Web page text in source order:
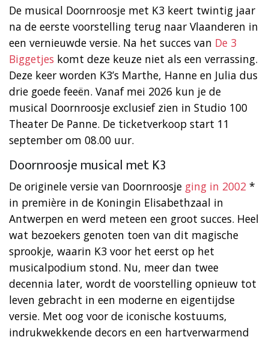
De musical Doornroosje met K3 keert twintig jaar
na de eerste voorstelling terug naar Vlaanderen in
een vernieuwde versie. Na het succes van De 3
Biggetjes komt deze keuze niet als een verrassing.
Deze keer worden K3’s Marthe, Hanne en Julia dus
drie goede feeën. Vanaf mei 2026 kun je de
musical Doornroosje exclusief zien in Studio 100
Theater De Panne. De ticketverkoop start 11
september om 08.00 uur.
Doornroosje musical met K3
De originele versie van Doornroosje ging in 2002 *
in première in de Koningin Elisabethzaal in
Antwerpen en werd meteen een groot succes. Heel
wat bezoekers genoten toen van dit magische
sprookje, waarin K3 voor het eerst op het
musicalpodium stond. Nu, meer dan twee
decennia later, wordt de voorstelling opnieuw tot
leven gebracht in een moderne en eigentijdse
versie. Met oog voor de iconische kostuums,
indrukwekkende decors en een hartverwarmend